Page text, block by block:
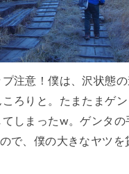
注意！僕は、沢状態
ろりと。たまたまゲ
しまったw。ゲンタの
で、僕の大きなヤツを